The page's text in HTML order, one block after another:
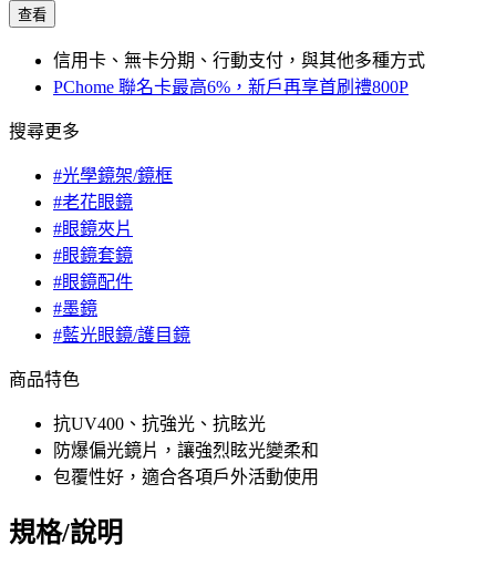
查看
信用卡、無卡分期、行動支付，與其他多種方式
PChome 聯名卡最高6%，新戶再享首刷禮800P
搜尋更多
#光學鏡架/鏡框
#老花眼鏡
#眼鏡夾片
#眼鏡套鏡
#眼鏡配件
#墨鏡
#藍光眼鏡/護目鏡
商品特色
抗UV400、抗強光、抗眩光
防爆偏光鏡片，讓強烈眩光變柔和
包覆性好，適合各項戶外活動使用
規格/說明